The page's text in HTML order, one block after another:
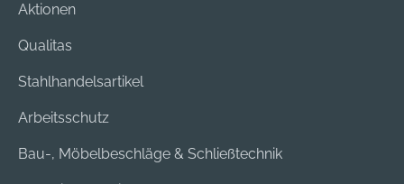
Aktionen
Qualitas
Stahlhandelsartikel
Arbeitsschutz
Bau-, Möbelbeschläge & Schließtechnik